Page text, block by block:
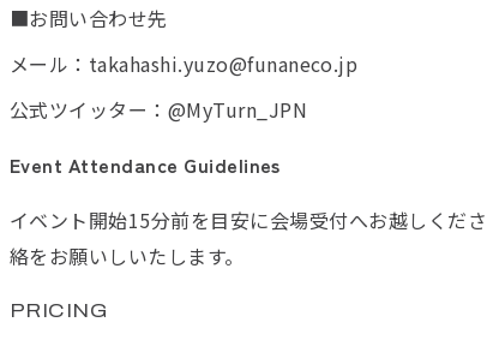
■お問い合わせ先
メール：takahashi.yuzo@funaneco.jp
公式ツイッター：@MyTurn_JPN
Event Attendance Guidelines
イベント開始15分前を目安に会場受付へお越しくだ
絡をお願いしいたします。
PRICING